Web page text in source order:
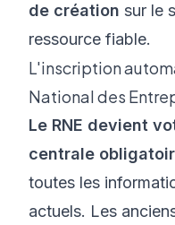
de création sur le
ressource fiable.
L'inscription
National des
Le RNE devient
centrale
toutes les
actuels. Les